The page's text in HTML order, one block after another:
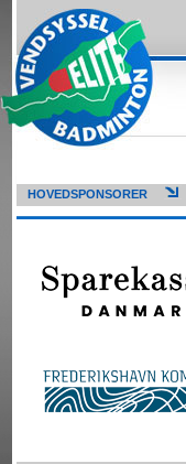
HOVEDSPONSORER